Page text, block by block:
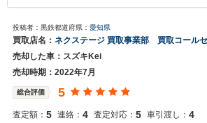
投稿者：黒鉄都道府県： 愛知県
買取店名： ネクステージ 買取事業部 買取コール
売却した車：スズキKei
売却時期：2022年7月
総合評価 5
査定額： 5 連絡： 4 査定対応： 5 車引渡し： 4